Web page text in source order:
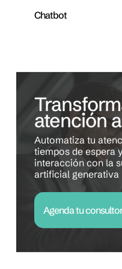
Chatbot
atención
Automatiza tu
tiempos de espera
interacción con la
artificial generativa
Agenda tu